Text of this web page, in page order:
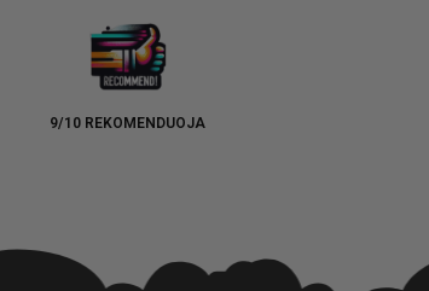
9/10 REKOMENDUOJA